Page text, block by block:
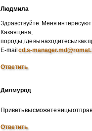
Людмила
Здравствуйте. Меня
Какая цена,
породы, где вы находитесь и как
E-mailcd.s-
Ответить
Дилмурод
Приветь вы сможете яицы
Ответить